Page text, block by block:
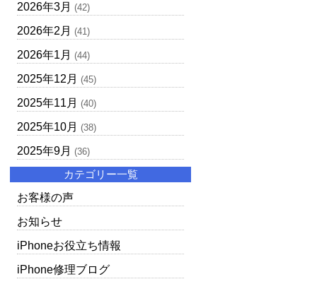
2026年3月 (42)
2026年2月 (41)
2026年1月 (44)
2025年12月 (45)
2025年11月 (40)
2025年10月 (38)
2025年9月 (36)
カテゴリー一覧
お客様の声
お知らせ
iPhoneお役立ち情報
iPhone修理ブログ